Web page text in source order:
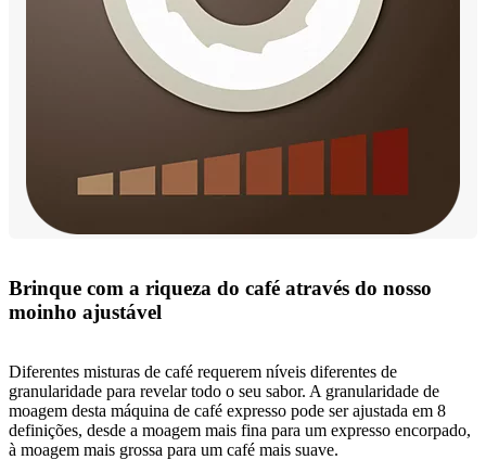
Brinque com a riqueza do café através do nosso
moinho ajustável
Diferentes misturas de café requerem níveis diferentes de
granularidade para revelar todo o seu sabor. A granularidade de
moagem desta máquina de café expresso pode ser ajustada em 8
definições, desde a moagem mais fina para um expresso encorpado,
à moagem mais grossa para um café mais suave.